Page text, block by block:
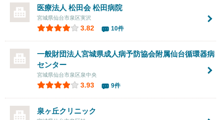
医療法人 松田会松田病院
宮城県仙台市泉区実沢
3.82 10件
一般財団法人宮城県成人病予防協会附属仙台循環器病
センター
宮城県仙台市泉区泉中央
3.93 9件
泉ヶ丘クリニック